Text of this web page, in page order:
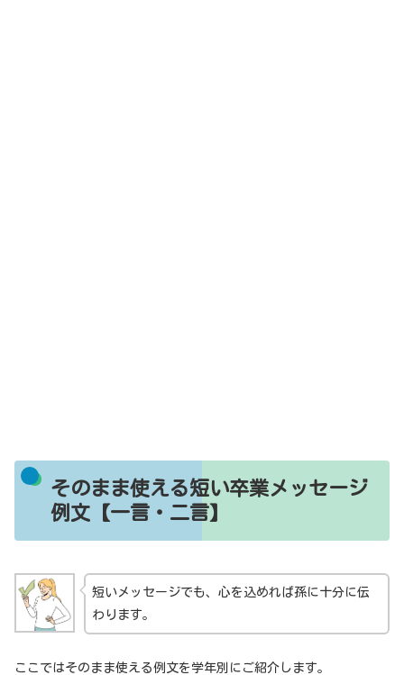
そのまま使える短い卒業メッセージ
例文【一言・二言】
短いメッセージでも、心を込めれば孫に十分に伝
わります。
ここではそのまま使える例文を学年別にご紹介します。